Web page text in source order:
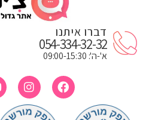
דברו איתנו
054-334-32-32
א'-ה': 09:00-15:30